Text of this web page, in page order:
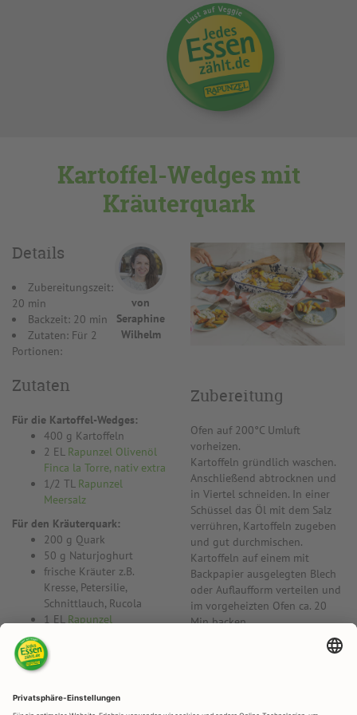
Kartoffel-Wedges mit
Kräuterquark
von
Seraphine
Wilhelm
Details
Zubereitungszeit:
20 min
Backzeit: 20 min
Zutaten: Für 2
Portionen:
Zutaten
Für die Kartoffel-Wedges:
400 g Kartoffeln
2 EL Rapunzel Olivenöl
Finca la Torre, nativ extra
1/2 TL Rapunzel
Meersalz
Für den Kräuterquark:
200 g Quark
50 g Naturjoghurt
frische Kräuter z.B.
Kresse, Petersilie,
Schnittlauch, Rucola
1 EL Rapunzel
1 EL
Finca la Torre, nativ extra
Meersalz
Zubereitung
Ofen auf 200°C Umluft
vorheizen.
Kartoffeln gründlich waschen.
Anschließend abtrocknen und
in Viertel schneiden. In einer
Schüssel das Öl mit dem Salz
verrühren, Kartoffeln zugeben
und gut durchmischen.
Kartoffeln auf einem mit
Backpapier ausgelegten Blech
oder Auflaufform verteilen und
im vorgeheizten Ofen ca. 20
Min backen.